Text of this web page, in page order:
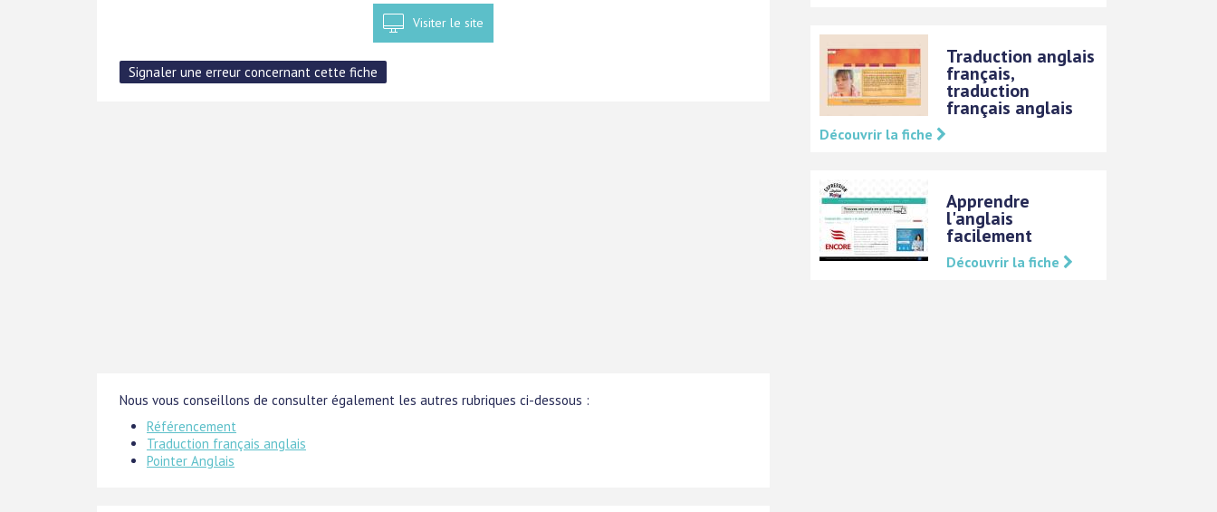
Visiter le site
Nous vous conseillons de consulter également les autres rubriques ci-dessous :
Référencement
Traduction français anglais
Pointer Anglais
Traduction anglais
français,
traduction
français anglais
Découvrir la fiche
Apprendre
l'anglais
facilement
Découvrir la fiche